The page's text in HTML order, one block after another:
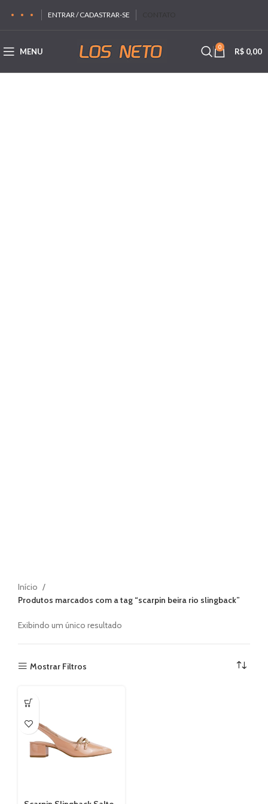
ENTRAR / CADASTRAR-SE
MENU 0 R$ 0,00
Início
Produtos marcados com a tag “scarpin beira rio slingback”
Exibindo um único resultado
Mostrar Filtros